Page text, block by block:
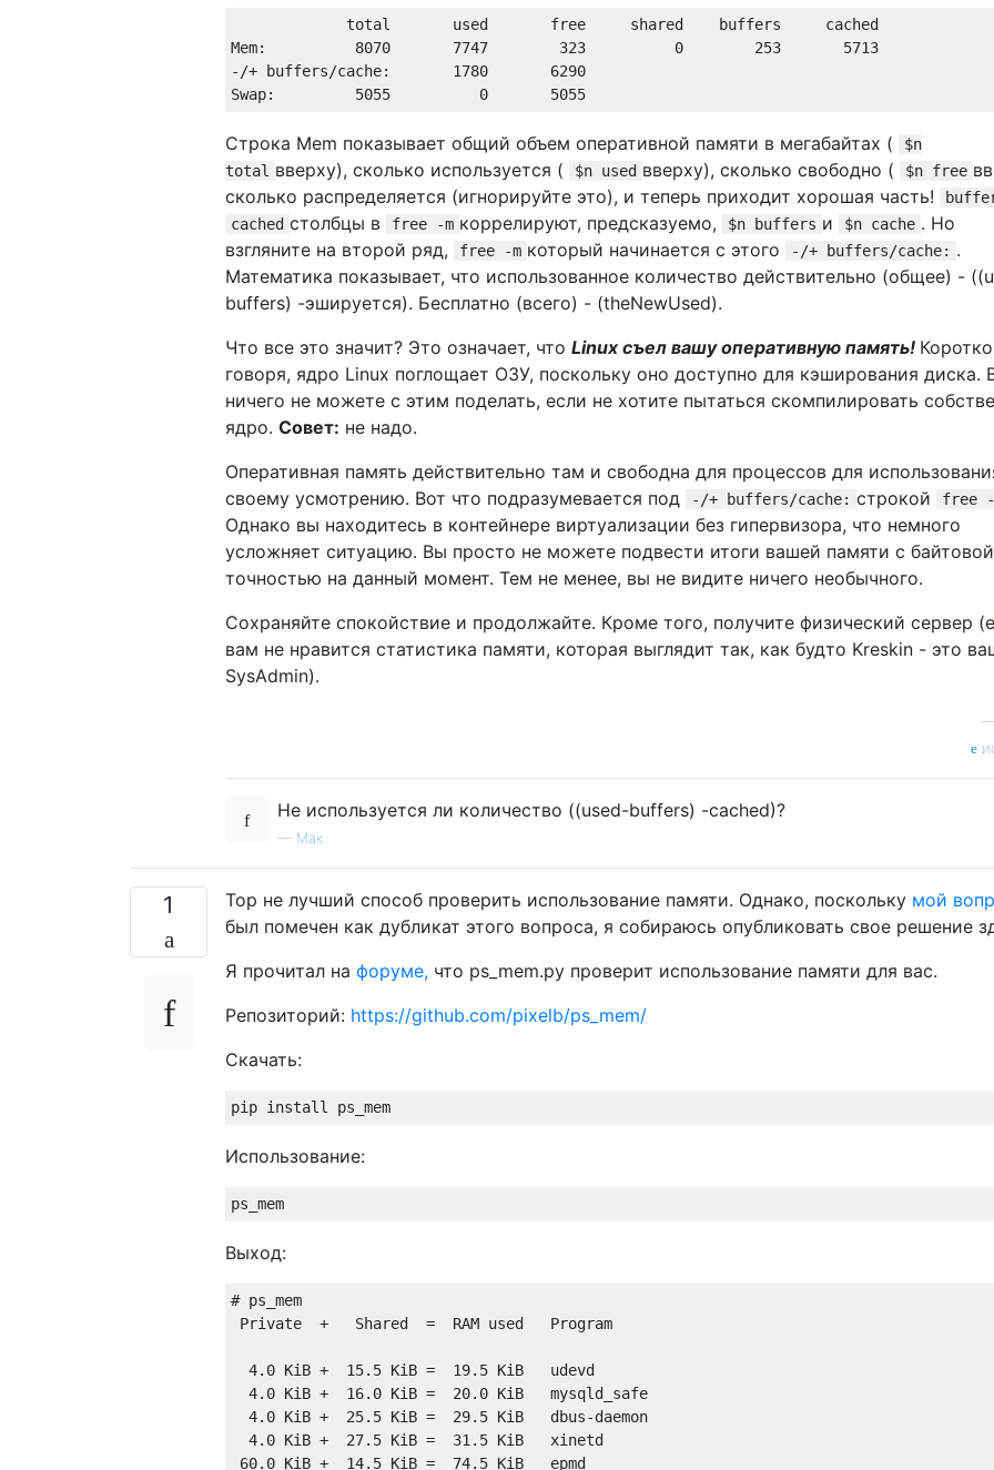
             total       used       free     shared    buffers     cached
Mem:          8070       7747        323          0        253       5713
-/+ buffers/cache:       1780       6290
Строка Mem показывает общий объем оперативной памяти в мегабайтах (
$n
total вверху), сколько используется ( $n used вверху), сколько свободно ( $n free
сколько распределяется (игнорируйте это), и теперь приходит хорошая часть!
cached столбцы в free -m коррелируют, предсказуемо, $n buffers и $n cache . Но
взгляните на второй ряд,
free -m который начинается с этого -/+ buffers/cache: .
Математика показывает, что использованное количество действительно (общее) -
buffers) -эшируется). Бесплатно (всего) - (theNewUsed).
Что все это значит? Это означает, что Linux съел вашу оперативную память! Коротко
говоря, ядро ​​Linux поглощает ОЗУ, поскольку оно доступно для кэширования диска.
ничего не можете с этим поделать, если не хотите пытаться скомпилировать
ядро. Совет: не надо.
Оперативная память действительно там и свободна для процессов для
своему усмотрению. Вот что подразумевается под
-/+ buffers/cache: строкой free -
Однако вы находитесь в контейнере виртуализации без гипервизора, что немного
усложняет ситуацию. Вы просто не можете подвести итоги вашей памяти с байтовой
точностью на данный момент. Тем не менее, вы не видите ничего необычного.
Сохраняйте спокойствие и продолжайте. Кроме того, получите физический сервер
вам не нравится статистика памяти, которая выглядит так, как будто Kreskin - это
SysAdmin).
Не используется ли количество ((used-buffers) -cached)?
— Мак
1 Top не лучший способ проверить использование памяти. Однако, поскольку мой
был помечен как дубликат этого вопроса, я собираюсь опубликовать свое решение
Я прочитал на форуме, что ps_mem.py проверит использование памяти для вас.
Репозиторий: https://github.com/pixelb/ps_mem/
Скачать:
Использование:
Выход:
# ps_mem
Private  +   Shared  =  RAM used   Program
  4.0 KiB +  15.5 KiB =  19.5 KiB   udevd
  4.0 KiB +  16.0 KiB =  20.0 KiB   mysqld_safe
  4.0 KiB +  25.5 KiB =  29.5 KiB   dbus-daemon
  4.0 KiB +  27.5 KiB =  31.5 KiB   xinetd
60.0 KiB +  14.5 KiB =  74.5 KiB   epmd